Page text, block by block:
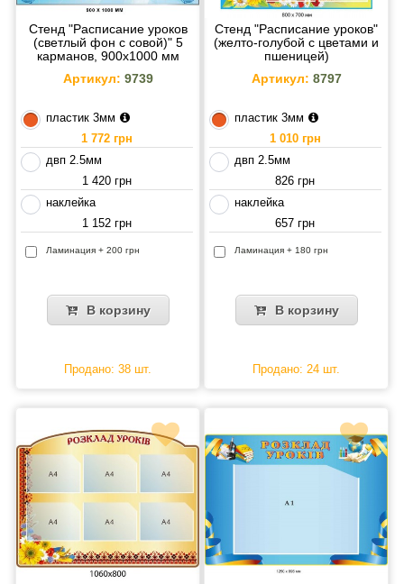
Стенд "Расписание уроков
(светлый фон с совой)" 5
карманов, 900х1000 мм
Артикул: 9739
пластик 3мм
1 772 грн
двп 2.5мм
1 420 грн
наклейка
1 152 грн
Ламинация + 200 грн
В корзину
Продано: 38 шт.
Стенд "Расписание уроков"
(желто-голубой с цветами и
пшеницей)
Артикул: 8797
пластик 3мм
1 010 грн
двп 2.5мм
826 грн
наклейка
657 грн
Ламинация + 180 грн
В корзину
Продано: 24 шт.